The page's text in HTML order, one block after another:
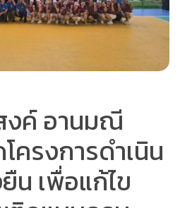
งค์ อานมณี
ครงการดำเนิน
น เพื่อแก้ไข